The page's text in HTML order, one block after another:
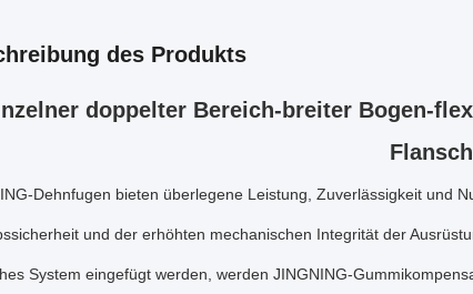
des Produkts
doppelter Bereich-breiter Bogen-
Flansch
Dehnfugen bieten überlegene Leistung, Zuverlässigkeit und
und der erhöhten mechanischen Integrität der
System eingefügt werden, werden JINGNING-